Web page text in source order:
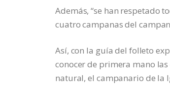
Además, “se han respetado
cuatro campanas del
Así, con la guía del folleto
conocer de primera mano
natural, el campanario de la